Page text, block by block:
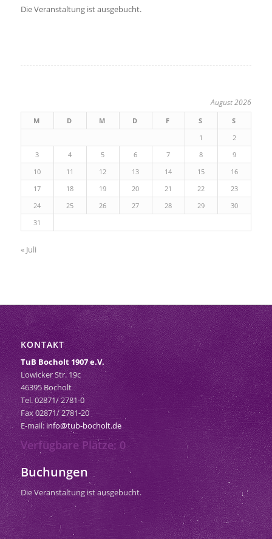
Die Veranstaltung ist ausgebucht.
August 2026
M D M D F S
S
1
2
3
4 5 6 7 8
9
10
11 12 13 14 15
16
17
18 19 20 21 22
23
24
25 26 27 28 29
30
31
« Juli
KONTAKT
TuB Bocholt 1907 e.V.
Lowicker Str. 19c
46395 Bocholt
Tel. 02871/ 2781-0
Fax 02871/ 2781-20
E-mail:info@tub-bocholt.de
Verfügbare Plätze: 0
Buchungen
Die Veranstaltung ist ausgebucht.